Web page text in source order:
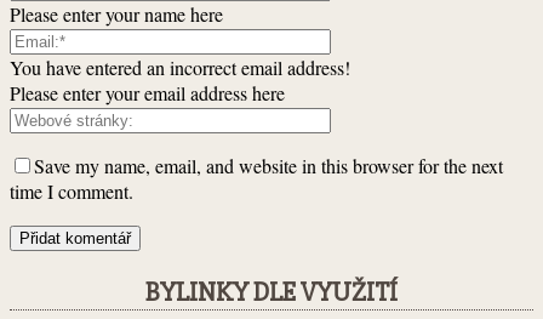
Please enter your name here
You have entered an incorrect email address!
Please enter your email address here
Save my name, email, and website in this browser for the next
time I comment.
BYLINKY DLE VYUŽITÍ